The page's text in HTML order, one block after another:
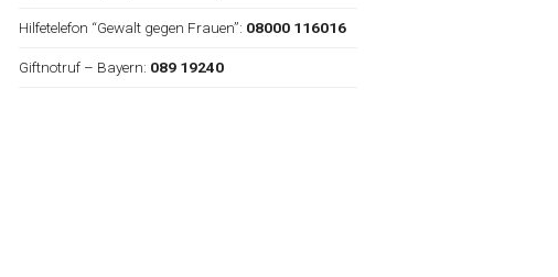
Hilfetelefon “Gewalt gegen Frauen”: 08000 116016
Giftnotruf – Bayern: 089 19240